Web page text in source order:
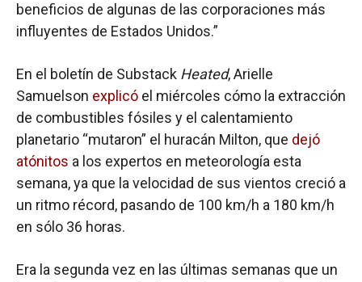
beneficios de algunas de las corporaciones más
influyentes de Estados Unidos.”
En el boletín de Substack Heated, Arielle
Samuelson explicó el miércoles cómo la extracción
de combustibles fósiles y el calentamiento
planetario “mutaron” el huracán Milton, que dejó
atónitos a los expertos en meteorología esta
semana, ya que la velocidad de sus vientos creció a
un ritmo récord, pasando de 100 km/h a 180 km/h
en sólo 36 horas.
Era la segunda vez en las últimas semanas que un